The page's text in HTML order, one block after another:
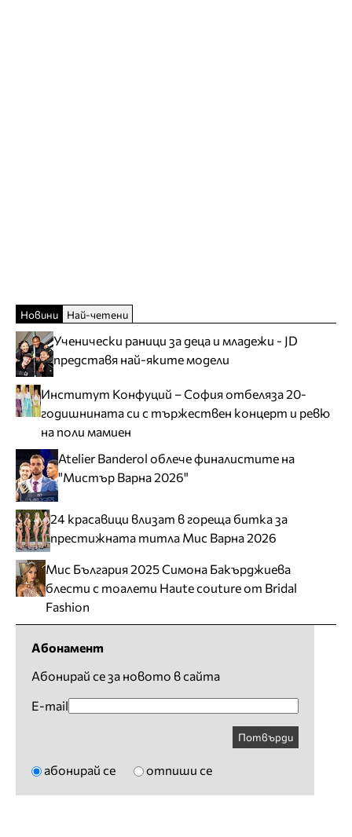
Новини Най-четени
Ученически раници за деца и младежи - JD
представя най-яките модели
Институт Конфуций – София отбеляза 20-
годишнината си с тържествен концерт и ревю
на поли мамиен
Atelier Banderol облече финалистите на
"Мистър Варна 2026"
24 красавици влизат в гореща битка за
престижната титла Мис Варна 2026
Мис България 2025 Симона Бакърджиева
блести с тоалети Haute couture от Bridal
Fashion
Абонамент
Абонирай се за новото в сайта
E-mail
Потвърди
абонирай се отпиши се